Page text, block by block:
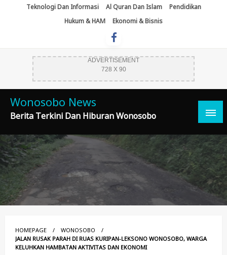
Teknologi Dan Informasi Al Quran Dan Islam
Pendidikan
Hukum & HAM
Ekonomi & Bisnis
ADVERTISEMENT
728 X 90
Wonosobo News
Berita Terkini Dan Hiburan Wonosobo
HOMEPAGE
WONOSOBO
JALAN RUSAK PARAH DI RUAS KURIPAN-LEKSONO WONOSOBO, WARGA
KELUHKAN HAMBATAN AKTIVITAS DAN EKONOMI